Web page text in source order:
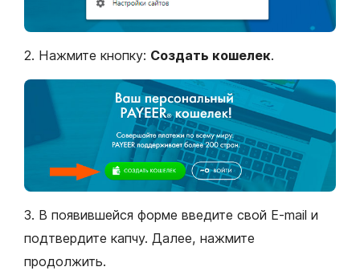
2. Нажмите кнопку: Создать кошелек.
3. В появившейся форме введите свой E-mail и
подтвердите капчу. Далее, нажмите
продолжить.